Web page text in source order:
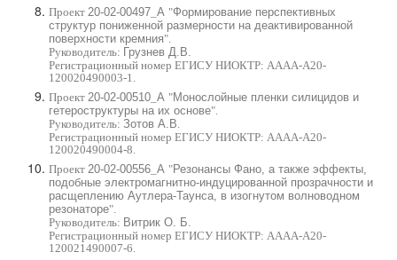
Проект 20-02-00497 А "Формирование перспективных
структур пониженной размерности на деактивированной
поверхности кремния".
Руководитель: Грузнев Д.В.
Регистрационный номер ЕГИСУ НИОКТР: АААА-А20-
120020490003-1.
Проект 20-02-00510 А "Монослойные пленки силицидов и
гетероструктуры на их основе".
Руководитель: Зотов А.В.
Регистрационный номер ЕГИСУ НИОКТР: АААА-А20-
120020490004-8.
Проект 20-02-00556 А "Резонансы Фано, а также эффекты,
подобные электромагнитно-индуцированной прозрачности и
расщеплению Аутлера-Таунса, в изогнутом волноводном
резонаторе".
Руководитель: Витрик О. Б.
Регистрационный номер ЕГИСУ НИОКТР: АААА-А20-
120021490007-6.